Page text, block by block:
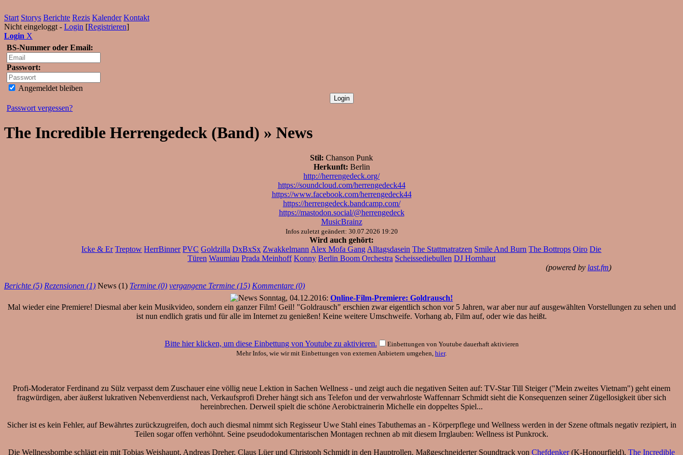
Start Storys Berichte Rezis Kalender Kontakt
Nicht eingeloggt - Login [Registrieren]
Login X
BS-Nummer oder Email:
Passwort:
Angemeldet bleiben
Passwort vergessen?
The Incredible Herrengedeck (Band) » News
Stil: Chanson Punk
Herkunft: Berlin
http://herrengedeck.org/
https://soundcloud.com/herrengedeck44
https://www.facebook.com/herrengedeck44
https://herrengedeck.bandcamp.com/
https://mastodon.social/@herrengedeck
MusicBrainz
Infos zuletzt geändert: 30.07.2026 19:20
Wird auch gehört:
Icke & Er Treptow HerrBinner PVC Goldzilla DxBxSx Zwakkelmann Alex Mofa Gang Alltagsdasein The Stattmatratzen Smile And Burn The Bottrops Oiro Die
Türen Waumiau Prada Meinhoff Konny Berlin Boom Orchestra Scheissediebullen DJ Hornhaut
(powered by last.fm)
Berichte (5) Rezensionen (1) News (1) Termine (0) vergangene Termine (15) Kommentare (0)
Sonntag, 04.12.2016: Online-Film-Premiere: Goldrausch!
Mal wieder eine Premiere! Diesmal aber kein Musikvideo, sondern ein ganzer Film! Geil! "Goldrausch" erschien zwar eigentlich schon vor 5 Jahren, war aber nur auf ausgewählten Vorstellungen zu sehen und
ist nun endlich gratis und für alle im Internet zu genießen! Keine weitere Umschweife. Vorhang ab, Film auf, oder wie das heißt.
Bitte hier klicken, um diese Einbettung von Youtube zu aktivieren.
Einbettungen von Youtube dauerhaft aktivieren
Mehr Infos, wie wir mit Einbettungen von externen Anbietern umgehen, hier.
Profi-Moderator Ferdinand zu Sülz verpasst dem Zuschauer eine völlig neue Lektion in Sachen Wellness - und zeigt auch die negativen Seiten auf: TV-Star Till Steiger ("Mein zweites Vietnam") geht einem
fragwürdigen, aber äußerst lukrativen Nebenverdienst nach, Verkaufsprofi Dreher hängt sich ans Telefon und der verwahrloste Waffennarr Schmidt sieht die Konsequenzen seiner Zügellosigkeit über sich
hereinbrechen. Derweil spielt die schöne Aerobictrainerin Michelle ein doppeltes Spiel...
Sicher ist es kein Fehler, auf Bewährtes zurückzugreifen, doch auch diesmal nimmt sich Regisseur Uwe Stahl eines Tabuthemas an - Körperpflege und Wellness werden in der Szene oftmals negativ rezipiert, in
Teilen sogar offen verhöhnt. Seine pseudodokumentarischen Montagen rechnen ab mit diesem Irrglauben: Wellness ist Punkrock.
Die Wellnessbombe schlägt ein mit Tobias Weishaupt, Andreas Dreher, Claus Lüer und Christoph Schmidt in den Hauptrollen. Maßgeschneiderter Soundtrack von Chefdenker(K-Honourfield), The Incredible